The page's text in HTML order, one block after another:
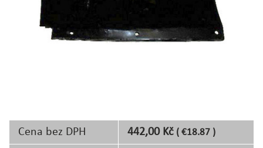
Cena bez DPH 442,00 Kč ( €18.87 )